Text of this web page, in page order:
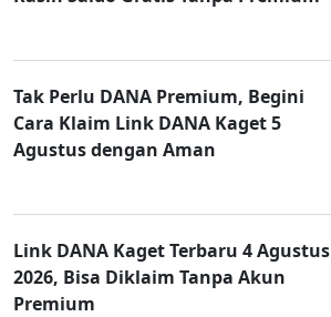
Tak Perlu DANA Premium, Begini
Cara Klaim Link DANA Kaget 5
Agustus dengan Aman
Link DANA Kaget Terbaru 4 Agustus
2026, Bisa Diklaim Tanpa Akun
Premium